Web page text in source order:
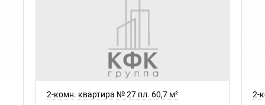
2-комн. квартира № 27 пл. 60,7 м² 2-